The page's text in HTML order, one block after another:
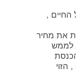
החיים ,
את מחיר
לממש